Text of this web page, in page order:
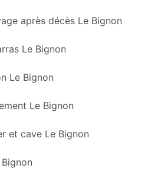
après décès Le Bignon
Le Bignon
Le Bignon
Le Bignon
et cave Le Bignon